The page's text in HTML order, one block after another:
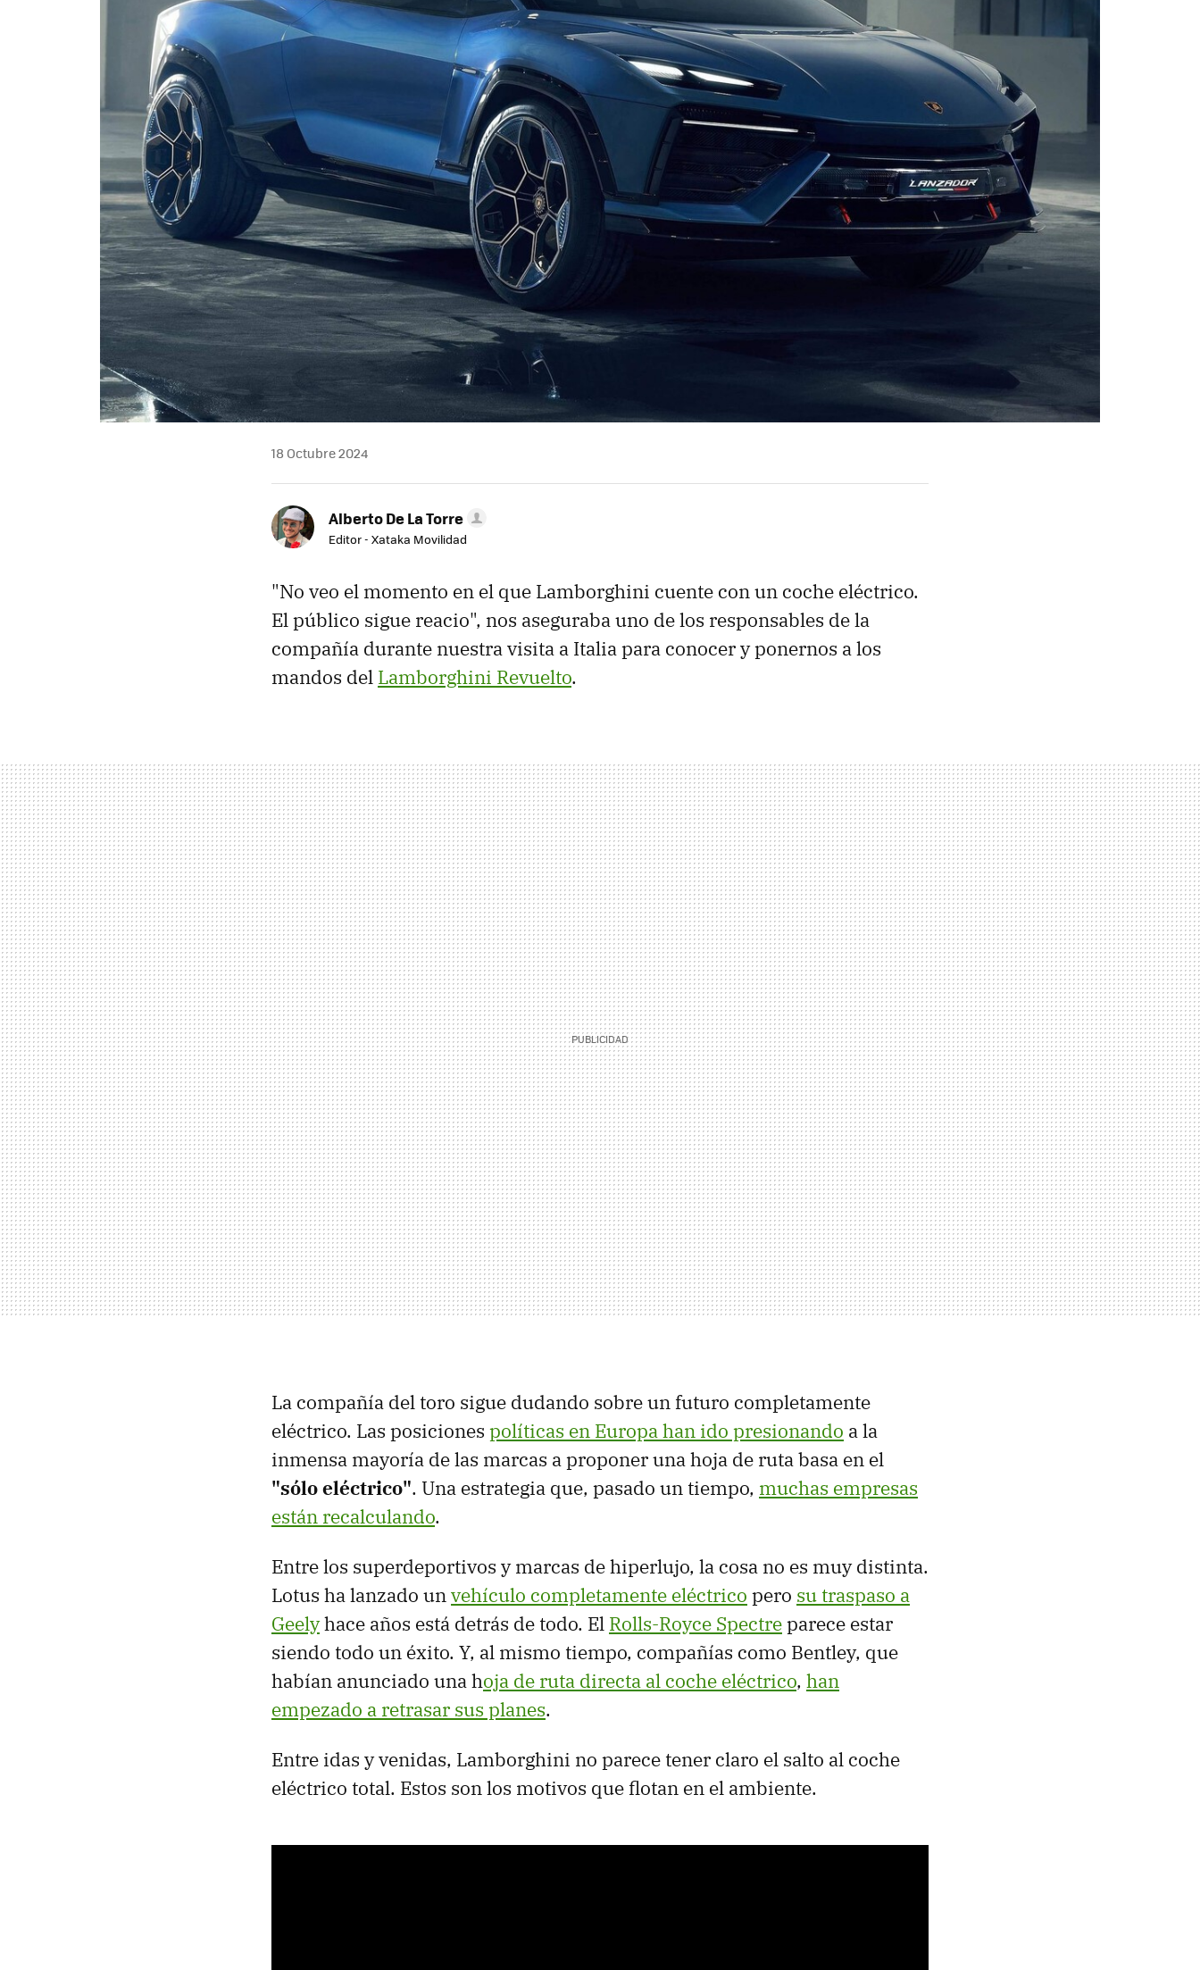
18 Octubre 2024
Alberto De La Torre
Editor - Xataka Movilidad
"No veo el momento en el que Lamborghini cuente con un coche eléctrico.
El público sigue reacio", nos aseguraba uno de los responsables de la
compañía durante nuestra visita a Italia para conocer y ponernos a los
mandos del Lamborghini Revuelto.
La compañía del toro sigue dudando sobre un futuro completamente
eléctrico. Las posiciones políticas en Europa han ido presionando a la
inmensa mayoría de las marcas a proponer una hoja de ruta basa en el
"sólo eléctrico". Una estrategia que, pasado un tiempo, muchas empresas
están recalculando.
Entre los superdeportivos y marcas de hiperlujo, la cosa no es muy distinta.
Lotus ha lanzado unvehículo completamente eléctrico pero su traspaso a
Geelyhace años está detrás de todo. El Rolls-Royce Spectreparece estar
siendo todo un éxito. Y, al mismo tiempo, compañías como Bentley, que
habían anunciado una hoja de ruta directa al coche eléctrico, han
empezado a retrasar sus planes.
Entre idas y venidas, Lamborghini no parece tener claro el salto al coche
eléctrico total. Estos son los motivos que flotan en el ambiente.